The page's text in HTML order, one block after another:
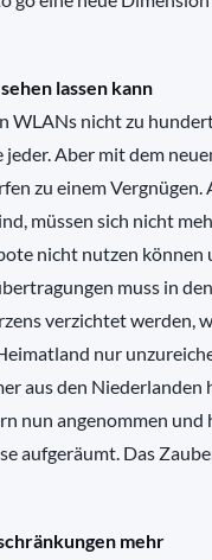
lassen kann
WLANs nicht zu
jeder. Aber mit dem
zu einem Vergnügen.
müssen sich nicht
nicht nutzen können
muss in
verzichtet werden,
nur
aus den Niederlanden
nun angenommen und
aufgeräumt. Das
mehr